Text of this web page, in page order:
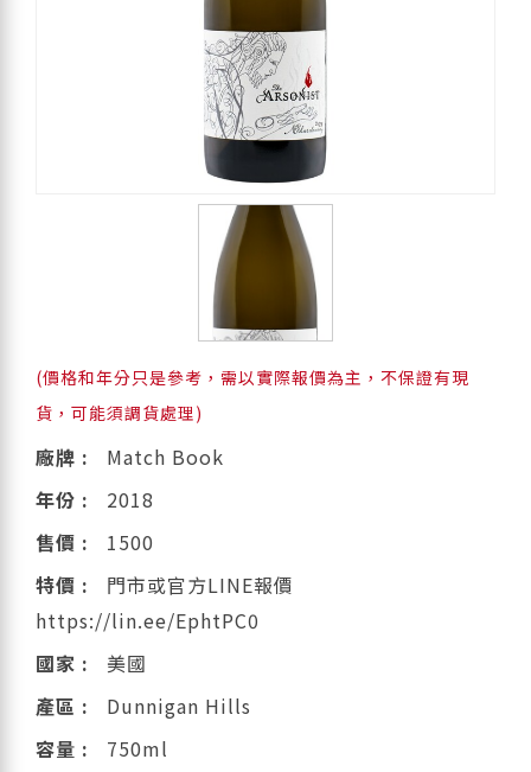
(價格和年分只是參考，需以實際報價為主，不保證有現
貨，可能須調貨處理)
廠牌 :
Match Book
年份 :
2018
售價 :
1500
特價 :
門市或官方LINE報價
https://lin.ee/EphtPC0
國家 :
美國
產區 :
Dunnigan Hills
容量 :
750ml